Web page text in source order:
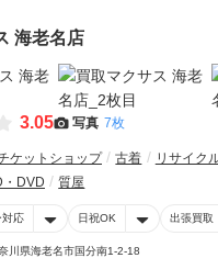
海老名店
3.05 写真 7枚
ケットショップ 古着 リサイク
DVD
質屋
対応 日祝OK 出張買取
川県海老名市国分南1-2-18